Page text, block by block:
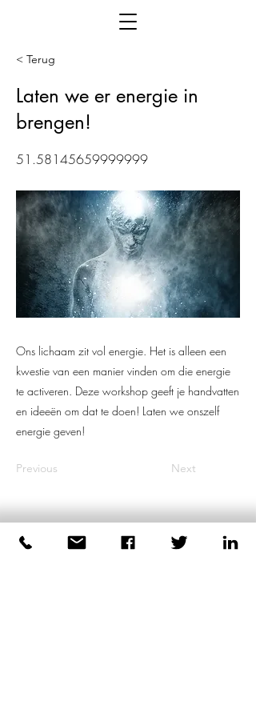
< Terug
Laten we er energie in
brengen!
51.58145659999999
Ons lichaam zit vol energie. Het is alleen een
kwestie van een manier vinden om die energie
te activeren. Deze workshop geeft je handvatten
en ideeën om dat te doen! Laten we onszelf
energie geven!
Previous Next
Dirk Plas